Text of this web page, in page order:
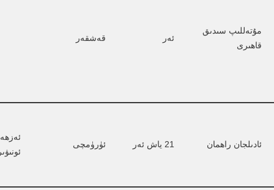
مۇتەللىپ سىدىق
قاھىرى
ئەر قەشقەر
ئادىلجان راھمان 21 ياش ئەر ئۈرۈمچى